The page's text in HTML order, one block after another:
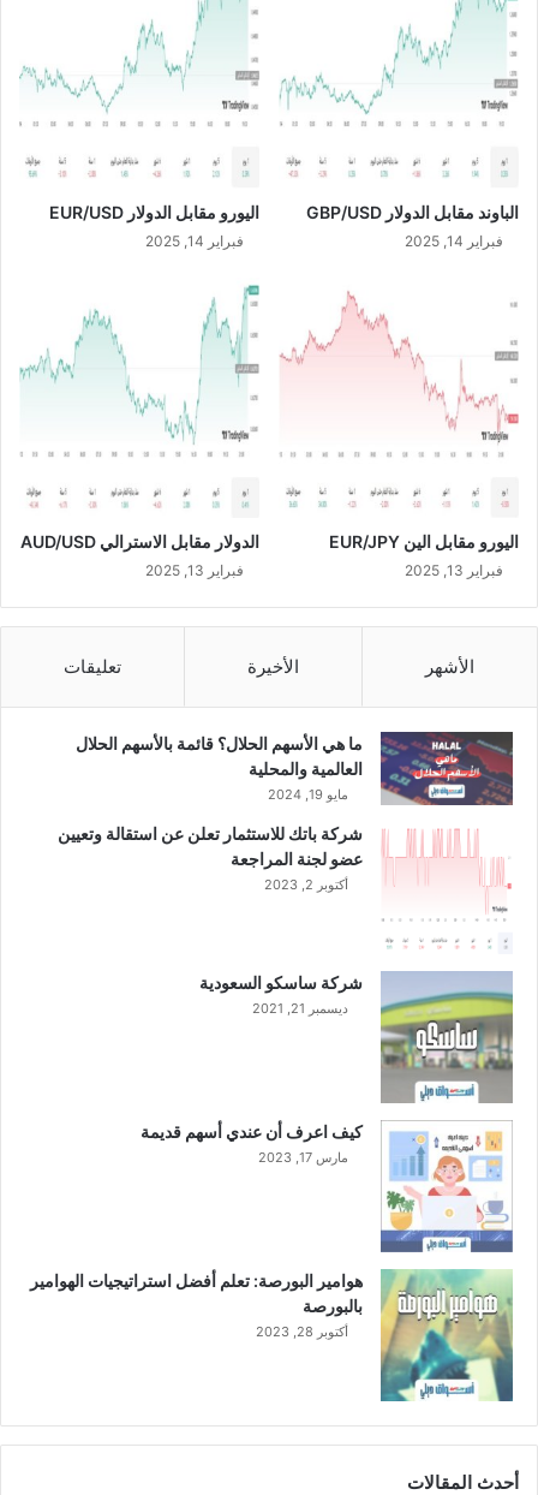
1
/
2
0
الباوند مقابل الدولار GBP/USD
فبراير 14, 2025
اليورو مقابل الدولار EUR/USD
فبراير 14, 2025
اليورو مقابل الين EUR/JPY
فبراير 13, 2025
الدولار مقابل الاسترالي AUD/USD
فبراير 13, 2025
الأشهر الأخيرة تعليقات
ما هي الأسهم الحلال؟ قائمة بالأسهم الحلال
العالمية والمحلية
مايو 19, 2024
شركة باتك للاستثمار تعلن عن استقالة وتعيين
عضو لجنة المراجعة
أكتوبر 2, 2023
شركة ساسكو السعودية
ديسمبر 21, 2021
كيف اعرف أن عندي أسهم قديمة
مارس 17, 2023
هوامير البورصة: تعلم أفضل استراتيجيات الهوامير
بالبورصة
أكتوبر 28, 2023
أحدث المقالات